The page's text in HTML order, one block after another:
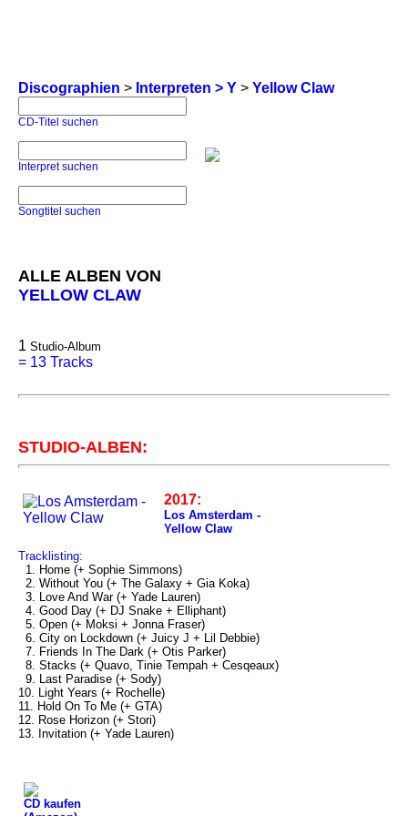
Discographien > Interpreten > Y > Yellow Claw
CD-Titel suchen
Interpret suchen
Songtitel suchen
ALLE ALBEN VON
YELLOW CLAW
1 Studio-Album
= 13 Tracks
STUDIO-ALBEN:
2017:
Los Amsterdam -
Yellow Claw
Tracklisting:
1. Home (+ Sophie Simmons)
2. Without You (+ The Galaxy + Gia Koka)
3. Love And War (+ Yade Lauren)
4. Good Day (+ DJ Snake + Elliphant)
5. Open (+ Moksi + Jonna Fraser)
6. City on Lockdown (+ Juicy J + Lil Debbie)
7. Friends In The Dark (+ Otis Parker)
8. Stacks (+ Quavo, Tinie Tempah + Cesqeaux)
9. Last Paradise (+ Sody)
10. Light Years (+ Rochelle)
11. Hold On To Me (+ GTA)
12. Rose Horizon (+ Stori)
13. Invitation (+ Yade Lauren)
CD kaufen